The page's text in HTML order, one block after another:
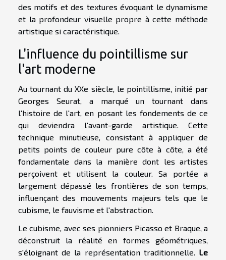
des motifs et des textures évoquant le dynamisme
et la profondeur visuelle propre à cette méthode
artistique si caractéristique.
L'influence du pointillisme sur
l'art moderne
Au tournant du XXe siècle, le pointillisme, initié par
Georges Seurat, a marqué un tournant dans
l'histoire de l'art, en posant les fondements de ce
qui deviendra l'avant-garde artistique. Cette
technique minutieuse, consistant à appliquer de
petits points de couleur pure côte à côte, a été
fondamentale dans la manière dont les artistes
perçoivent et utilisent la couleur. Sa portée a
largement dépassé les frontières de son temps,
influençant des mouvements majeurs tels que le
cubisme, le fauvisme et l'abstraction.
Le cubisme, avec ses pionniers Picasso et Braque, a
déconstruit la réalité en formes géométriques,
s'éloignant de la représentation traditionnelle. Le